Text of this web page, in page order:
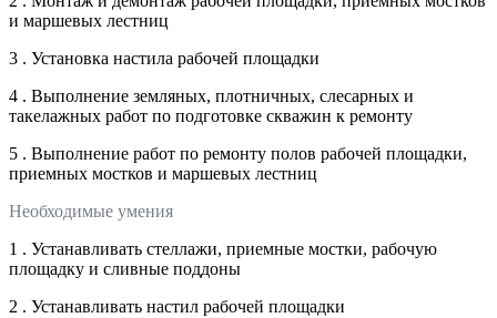
и маршевых лестниц
3 . Установка настила рабочей площадки
4 . Выполнение земляных, плотничных, слесарных и
такелажных работ по подготовке скважин к ремонту
5 . Выполнение работ по ремонту полов рабочей площадки,
приемных мостков и маршевых лестниц
Необходимые умения
1 . Устанавливать стеллажи, приемные мостки, рабочую
площадку и сливные поддоны
2 . Устанавливать настил рабочей площадки